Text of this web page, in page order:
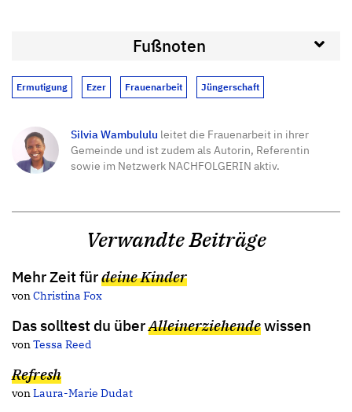
Fußnoten
Ermutigung Ezer Frauenarbeit Jüngerschaft
Silvia Wambululu leitet die Frauenarbeit in ihrer
Gemeinde und ist zudem als Autorin, Referentin
sowie im Netzwerk NACHFOLGERIN aktiv.
Verwandte Beiträge
Mehr Zeit fürdeine Kinder
vonChristina Fox
Das solltest du überAlleinerziehendewissen
vonTessa Reed
Refresh
vonLaura-Marie Dudat